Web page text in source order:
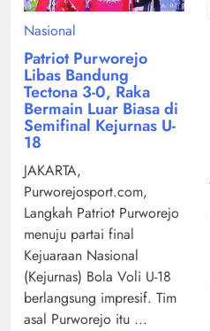
Nasional
Patriot Purworejo
Libas Bandung
Tectona 3-0, Raka
Bermain Luar Biasa di
Semifinal Kejurnas U-
18
JAKARTA,
Purworejosport.com,
Langkah Patriot Purworejo
menuju partai final
Kejuaraan Nasional
(Kejurnas) Bola Voli U-18
berlangsung impresif. Tim
asal Purworejo itu ...